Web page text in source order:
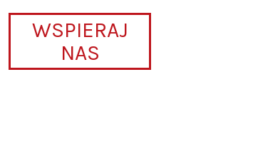
WSPIERAJ
NAS